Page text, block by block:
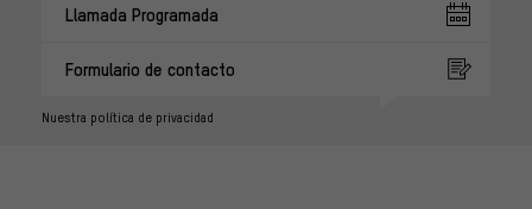
Llamada Programada
Formulario de contacto
Nuestra política de privacidad